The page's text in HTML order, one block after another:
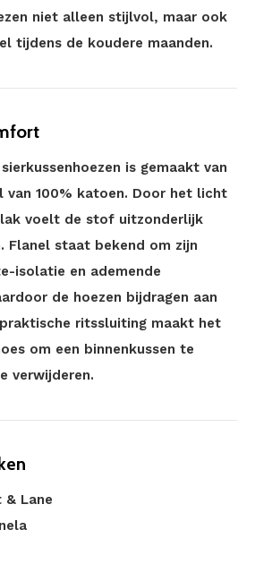
niet alleen stijlvol, maar ook
tijdens de koudere maanden.
is gemaakt van
van 100% katoen. Door het licht
voelt de stof uitzonderlijk
Flanel staat bekend om zijn
isolatie en ademende
de hoezen bijdragen aan
ritssluiting maakt het
om een binnenkussen te
verwijderen.
& Lane